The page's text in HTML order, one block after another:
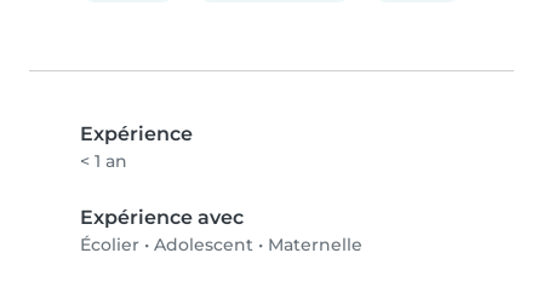
Expérience
< 1 an
Expérience avec
Écolier • Adolescent • Maternelle